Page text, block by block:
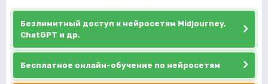
Безлимитный доступ к нейросетям Midjourney,
ChatGPT и др.
Бесплатное онлайн-обучение по нейросетям